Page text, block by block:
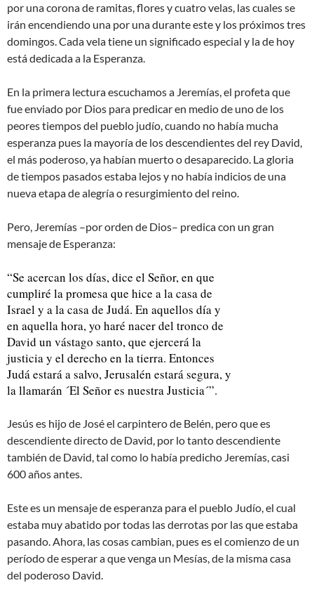
por una corona de ramitas, flores y cuatro velas, las cuales se
irán encendiendo una por una durante este y los próximos tres
domingos. Cada vela tiene un significado especial y la de hoy
está dedicada a la Esperanza.
En la primera lectura escuchamos a Jeremías, el profeta que
fue enviado por Dios para predicar en medio de uno de los
peores tiempos del pueblo judío, cuando no había mucha
esperanza pues la mayoría de los descendientes del rey David,
el más poderoso, ya habían muerto o desaparecido. La gloria
de tiempos pasados estaba lejos y no había indicios de una
nueva etapa de alegría o resurgimiento del reino.
Pero, Jeremías –por orden de Dios– predica con un gran
mensaje de Esperanza:
“Se acercan los días, dice el Señor, en que
cumpliré la promesa que hice a la casa de
Israel y a la casa de Judá. En aquellos día y
en aquella hora, yo haré nacer del tronco de
David un vástago santo, que ejercerá la
justicia y el derecho en la tierra. Entonces
Judá estará a salvo, Jerusalén estará segura, y
la llamarán ´El Señor es nuestra Justicia´”.
Jesús es hijo de José el carpintero de Belén, pero que es
descendiente directo de David, por lo tanto descendiente
también de David, tal como lo había predicho Jeremías, casi
600 años antes.
Este es un mensaje de esperanza para el pueblo Judío, el cual
estaba muy abatido por todas las derrotas por las que estaba
pasando. Ahora, las cosas cambian, pues es el comienzo de un
período de esperar a que venga un Mesías, de la misma casa
del poderoso David.